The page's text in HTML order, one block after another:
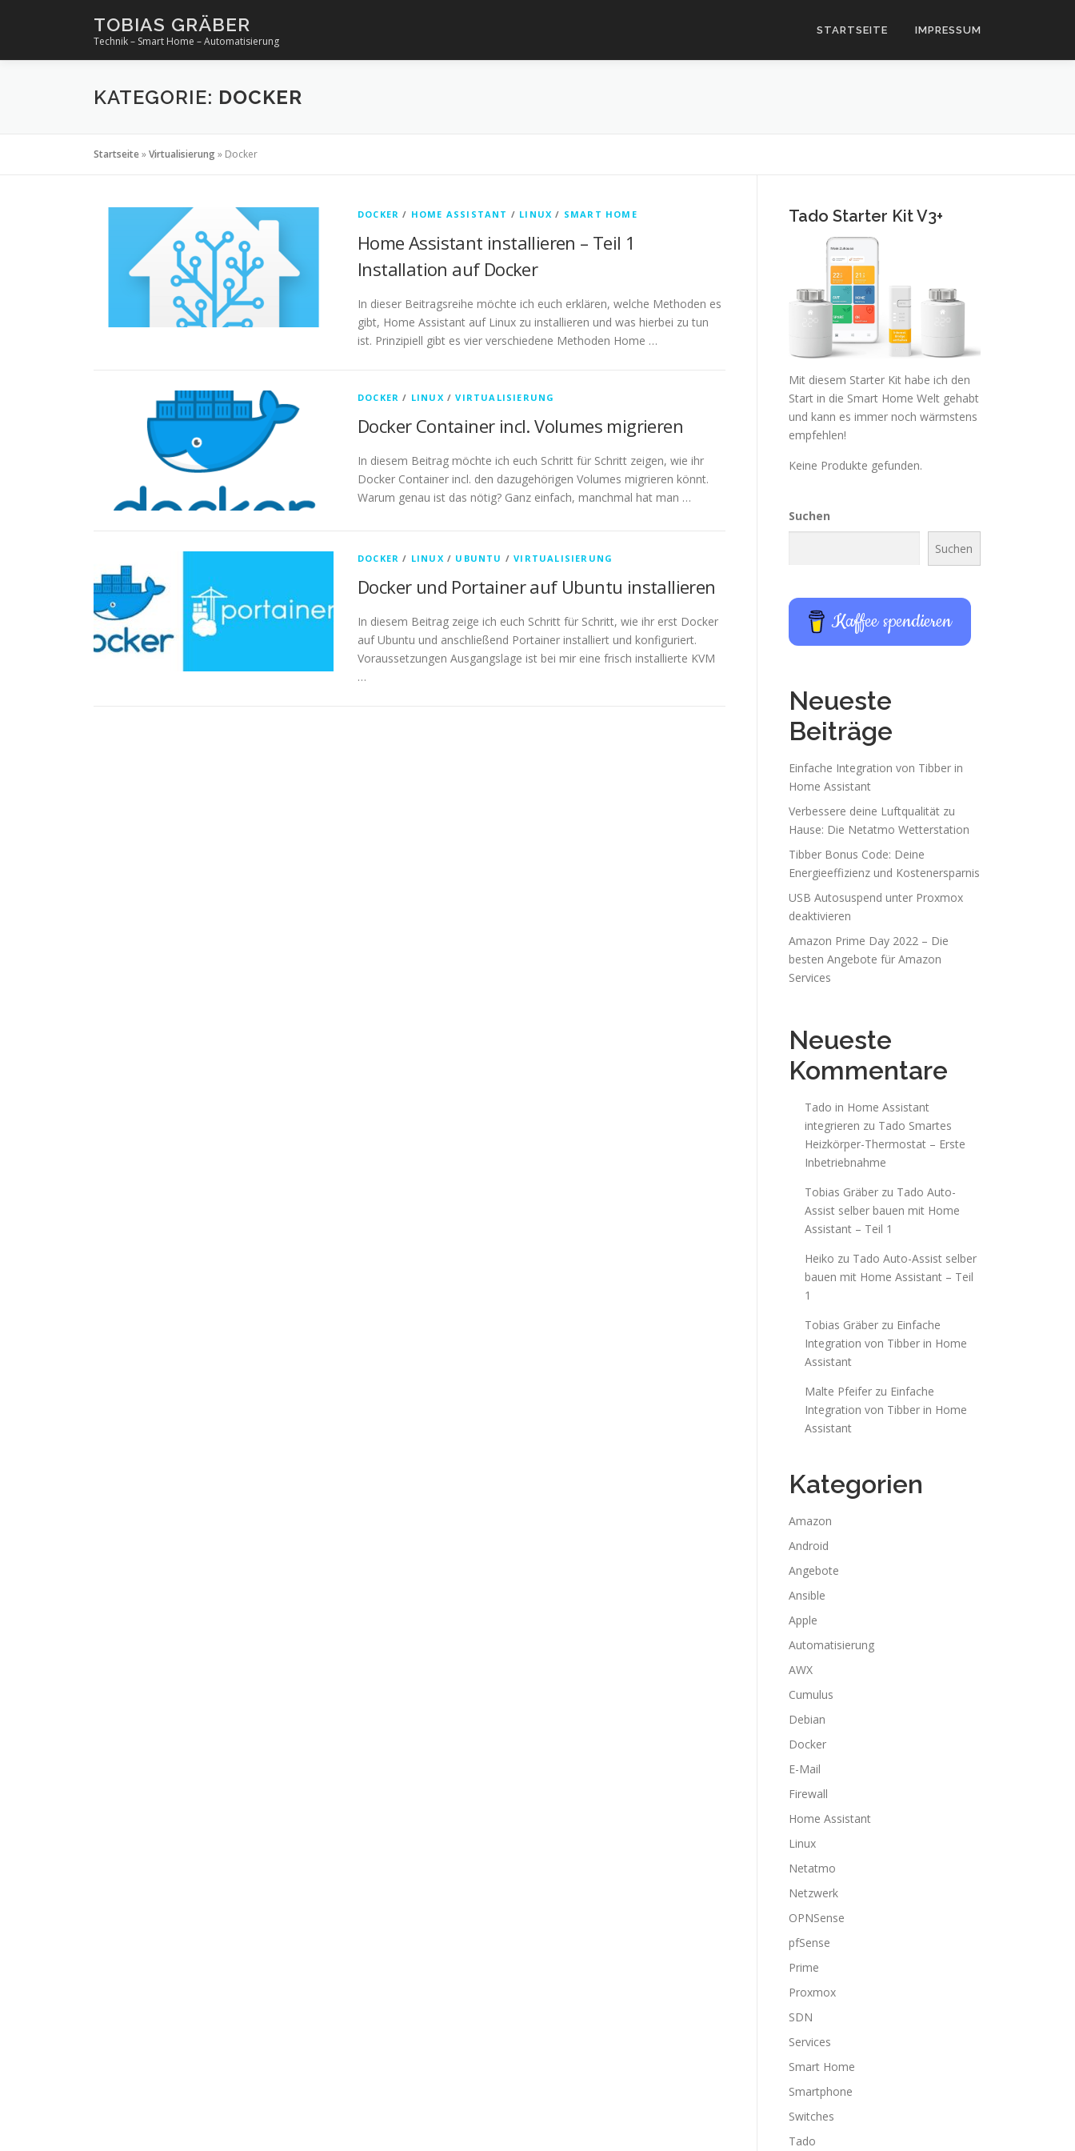
TOBIAS GRÄBER
Technik – Smart Home – Automatisierung
STARTSEITE IMPRESSUM
KATEGORIE: DOCKER
Startseite»Virtualisierung» Docker
DOCKER / HOME ASSISTANT / LINUX / SMART HOME
Home Assistant installieren – Teil 1
Installation auf Docker
In dieser Beitragsreihe möchte ich euch erklären, welche Methoden es
gibt, Home Assistant auf Linux zu installieren und was hierbei zu tun
ist. Prinzipiell gibt es vier verschiedene Methoden Home …
DOCKER / LINUX /VIRTUALISIERUNG
Docker Container incl. Volumes migrieren
In diesem Beitrag möchte ich euch Schritt für Schritt zeigen, wie ihr
Docker Container incl. den dazugehörigen Volumes migrieren könnt.
Warum genau ist das nötig? Ganz einfach, manchmal hat man …
DOCKER / LINUX / UBUNTU /VIRTUALISIERUNG
Docker und Portainer auf Ubuntu installieren
In diesem Beitrag zeige ich euch Schritt für Schritt, wie ihr erst Docker
auf Ubuntu und anschließend Portainer installiert und konfiguriert.
Voraussetzungen Ausgangslage ist bei mir eine frisch installierte KVM
…
Tado Starter Kit V3+
Mit diesem Starter Kit habe ich den
Start in die Smart Home Welt gehabt
und kann es immer noch wärmstens
empfehlen!
Keine Produkte gefunden.
Suchen
Suchen
Kaffee spendieren
Neueste
Beiträge
Einfache Integration von Tibber in
Home Assistant
Verbessere deine Luftqualität zu
Hause: Die Netatmo Wetterstation
Tibber Bonus Code: Deine
Energieeffizienz und Kostenersparnis
USB Autosuspend unter Proxmox
deaktivieren
Amazon Prime Day 2022 – Die
besten Angebote für Amazon
Services
Neueste
Kommentare
Tado in Home Assistant
integrieren zu Tado Smartes
Heizkörper-Thermostat – Erste
Inbetriebnahme
Tobias Gräber zu Tado Auto-
Assist selber bauen mit Home
Assistant – Teil 1
Heiko zu Tado Auto-Assist selber
bauen mit Home Assistant – Teil
1
Tobias Gräber zu Einfache
Integration von Tibber in Home
Assistant
Malte Pfeifer zu Einfache
Integration von Tibber in Home
Assistant
Kategorien
Amazon
Android
Angebote
Ansible
Apple
Automatisierung
AWX
Cumulus
Debian
Docker
E-Mail
Firewall
Home Assistant
Linux
Netatmo
Netzwerk
OPNSense
pfSense
Prime
Proxmox
SDN
Services
Smart Home
Smartphone
Switches
Tado